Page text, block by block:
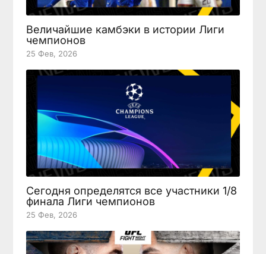
Величайшие камбэки в истории Лиги
чемпионов
25 Фев, 2026
Сегодня определятся все участники 1/8
финала Лиги чемпионов
25 Фев, 2026